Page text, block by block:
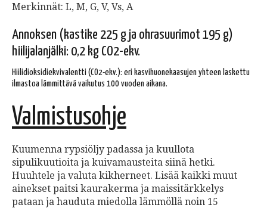
Merkinnät: L, M, G, V, Vs, A
Annoksen (kastike 225 g ja ohrasuurimot 195 g)
hiilijalanjälki: 0,2 kg CO2-ekv.
Hiilidioksidiekvivalentti (CO2-ekv.): eri kasvihuonekaasujen yhteen laskettu
ilmastoa lämmittävä vaikutus 100 vuoden aikana.
Valmistusohje
Kuumenna rypsiöljy padassa ja kuullota
sipulikuutioita ja kuivamausteita siinä hetki.
Huuhtele ja valuta kikherneet. Lisää kaikki muut
ainekset paitsi kaurakerma ja maissitärkkelys
pataan ja hauduta miedolla lämmöllä noin 15